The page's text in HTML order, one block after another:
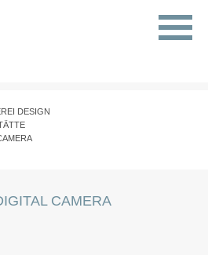
DESIGN
CAMERA